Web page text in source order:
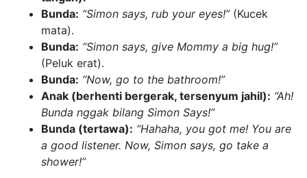
Bunda: “Simon says, rub your eyes!”(Kucek
mata).
Bunda: “Simon says, give Mommy a big hug!”
(Peluk erat).
Bunda: “Now, go to the bathroom!”
Anak (berhenti bergerak, tersenyum jahil): “Ah!
Bunda nggak bilang Simon Says!”
Bunda (tertawa): “Hahaha, you got me! You are
a good listener. Now, Simon says, go take a
shower!”